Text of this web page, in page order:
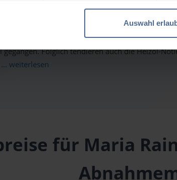
Auswahl
haben gestern weiter
gegangen. Folglich tendieren auch die Heizöl-
... weiterlesen
für Maria